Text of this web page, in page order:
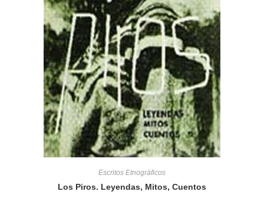
Escritos Etnográficos
Los Piros. Leyendas, Mitos, Cuentos